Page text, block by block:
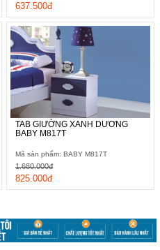
637.500đ
TAB GIƯỜNG XANH DƯƠNG
BABY M817T
Mã sản phẩm: BABY M817T
825.000đ
1.680.000đ